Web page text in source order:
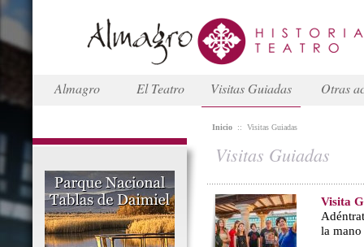
Almagro El Teatro Visitas Guiadas Otras
Inicio :: Visitas Guiadas
Visitas Guiadas
Visita
la